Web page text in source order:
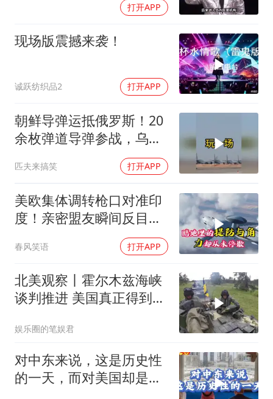
部分银行上调存款利率
下党之路
打开APP
现场版震撼来袭！
诚跃纺织品2 打开APP
朝鲜导弹运抵俄罗斯！20
余枚弹道导弹参战，乌克
匹夫来搞笑 打开APP
美欧集体调转枪口对准印
度！亲密盟友瞬间反目，
春风笑语 打开APP
北美观察丨霍尔木兹海峡
谈判推进 美国真正得到了
娱乐圈的笔娱君
对中东来说，这是历史性
的一天，而对美国却是强